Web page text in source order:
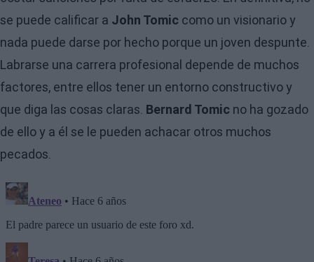
se puede calificar a John Tomic como un visionario y
nada puede darse por hecho porque un joven despunte.
Labrarse una carrera profesional depende de muchos
factores, entre ellos tener un entorno constructivo y
que diga las cosas claras. Bernard Tomic no ha gozado
de ello y a él se le pueden achacar otros muchos
pecados.